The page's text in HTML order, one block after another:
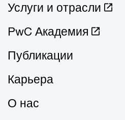
Услуги и отрасли
PwC Академия
Публикации
Карьера
О нас